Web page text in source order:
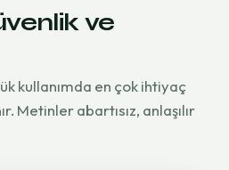
ve
kullanımda en çok ihtiyaç
Metinler abartısız, anlaşılır